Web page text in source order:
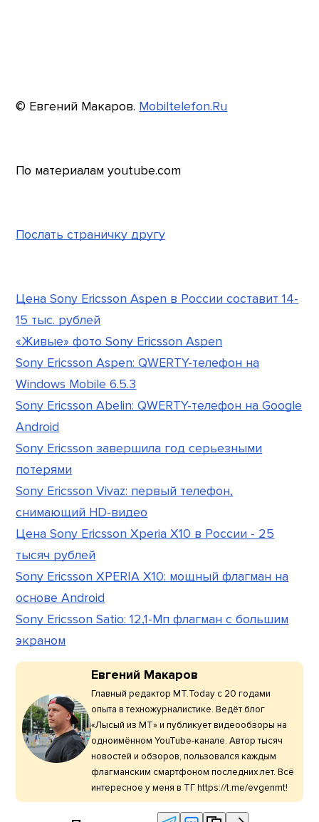
© Евгений Макаров. Mobiltelefon.Ru
По материалам youtube.com
Послать страничку другу
Цена Sony Ericsson Aspen в России составит 14-
15 тыс. рублей
«Живые» фото Sony Ericsson Aspen
Sony Ericsson Aspen: QWERTY-телефон на
Windows Mobile 6.5.3
Sony Ericsson Abelin: QWERTY-телефон на Google
Android
Sony Ericsson завершила год серьезными
потерями
Sony Ericsson Vivaz: первый телефон,
снимающий HD-видео
Цена Sony Ericsson Xperia X10 в России - 25
тысяч рублей
Sony Ericsson XPERIA X10: мощный флагман на
основе Android
Sony Ericsson Satio: 12,1-Мп флагман с большим
экраном
Евгений Макаров
Главный редактор МТ.Today с 20 годами
опыта в техножурналистике. Ведёт блог
«Лысый из МТ» и публикует видеообзоры на
одноимённом YouTube-канале. Автор тысяч
новостей и обзоров, пользовался каждым
флагманским смартфоном последних лет. Всё
интересное у меня в ТГ https://t.me/evgenmt!